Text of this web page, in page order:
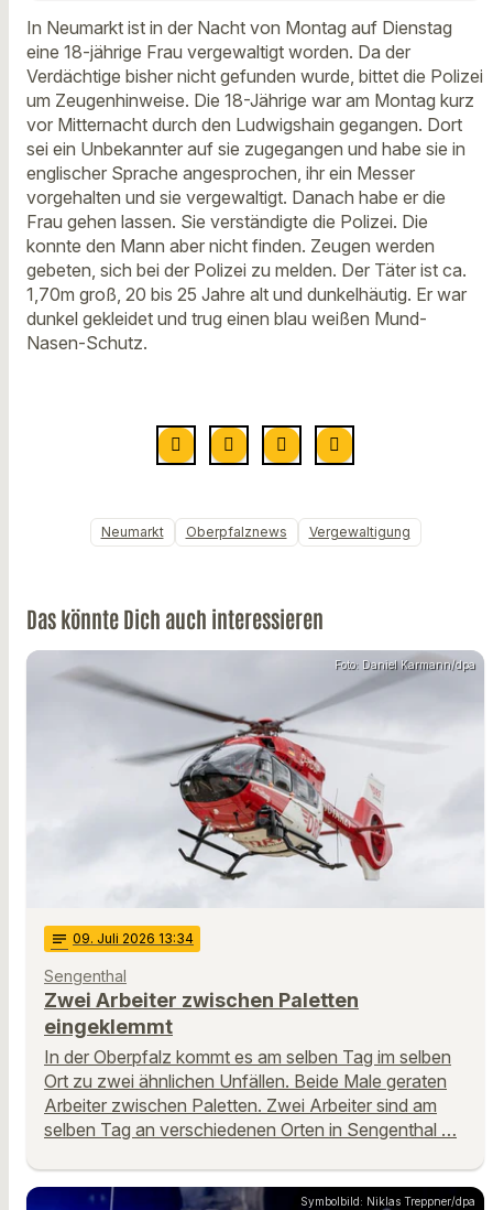
In Neumarkt ist in der Nacht von Montag auf Dienstag
eine 18-jährige Frau vergewaltigt worden. Da der
Verdächtige bisher nicht gefunden wurde, bittet die Polizei
um Zeugenhinweise. Die 18-Jährige war am Montag kurz
vor Mitternacht durch den Ludwigshain gegangen. Dort
sei ein Unbekannter auf sie zugegangen und habe sie in
englischer Sprache angesprochen, ihr ein Messer
vorgehalten und sie vergewaltigt. Danach habe er die
Frau gehen lassen. Sie verständigte die Polizei. Die
konnte den Mann aber nicht finden. Zeugen werden
gebeten, sich bei der Polizei zu melden. Der Täter ist ca.
1,70m groß, 20 bis 25 Jahre alt und dunkelhäutig. Er war
dunkel gekleidet und trug einen blau weißen Mund-
Nasen-Schutz.
Neumarkt Oberpfalznews Vergewaltigung
Das könnte Dich auch interessieren
Foto: Daniel Karmann/dpa
notes 09. Juli 2026 13:34
Sengenthal
Zwei Arbeiter zwischen Paletten
eingeklemmt
In der Oberpfalz kommt es am selben Tag im selben
Ort zu zwei ähnlichen Unfällen. Beide Male geraten
Arbeiter zwischen Paletten. Zwei Arbeiter sind am
selben Tag an verschiedenen Orten in Sengenthal …
Symbolbild: Niklas Treppner/dpa